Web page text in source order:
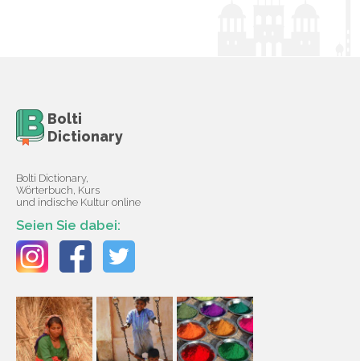
Bolti
Dictionary
Bolti Dictionary,
Wörterbuch, Kurs
und indische Kultur online
Seien Sie dabei: